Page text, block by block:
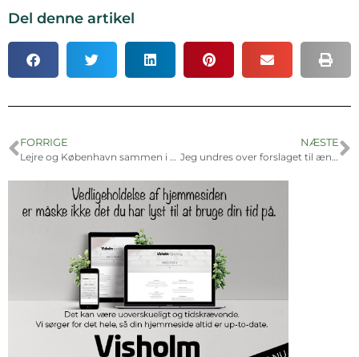
Del denne artikel
FORRIGE
Lejre og København sammen i stort EU- projekt
NÆSTE
Jeg undres over forslaget til ændret udligning